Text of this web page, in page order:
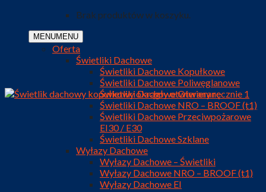
Brak produktów w koszyku.
MENUMENU
Oferta
Świetliki Dachowe
Świetliki Dachowe Kopułkowe
Świetliki Dachowe Poliwęglanowe
Świetliki Dachowe Otwierane
Świetliki Dachowe NRO – BROOF (t1)
Świetliki Dachowe Przeciwpożarowe
EI30 / E30
Świetliki Dachowe Szklane
Wyłazy Dachowe
Wyłazy Dachowe – Świetliki
Wyłazy Dachowe NRO – BROOF (t1)
Wyłazy Dachowe EI